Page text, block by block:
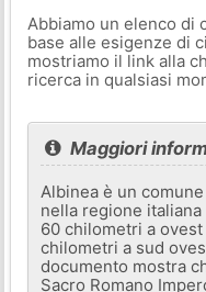
Abbiamo un elenco di
base alle esigenze di
mostriamo il link alla
ricerca in qualsiasi
Maggiori
Albinea è un
nella regione
60 chilometri a
chilometri a sud
documento mostra
Sacro Romano